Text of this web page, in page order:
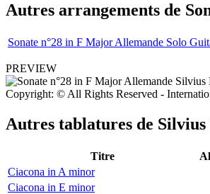
Autres arrangements de
Sonate n°28 in F Major Allemande Solo
PREVIEW
Copyright: © All Rights Reserved -
Autres tablatures de Silvius
Titre
Ciacona in A minor
Ciacona in E minor